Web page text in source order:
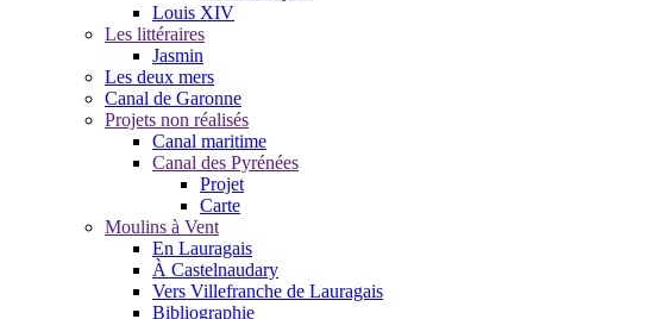
Louis XIV
Les littéraires
Jasmin
Les deux mers
Canal de Garonne
Projets non réalisés
Canal maritime
Canal des Pyrénées
Projet
Carte
Moulins à Vent
En Lauragais
À Castelnaudary
Vers Villefranche de Lauragais
Bibliographie